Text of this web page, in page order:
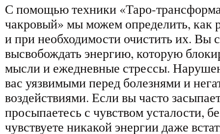
С помощью техники «Таро-
чакровый» мы можем определить, как
и при необходимости очистить их. Вы
высвобождать энергию, которую
мысли и ежедневные стрессы.
вас уязвимыми перед болезнями и
воздействиями. Если вы часто
просыпаетесь с чувством усталости,
чувствуете никакой энергии даже